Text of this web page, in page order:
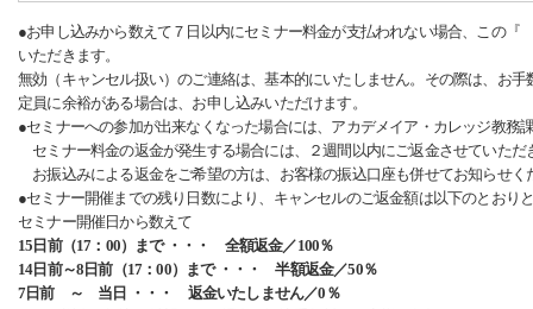
●お申し込みから数えて７日以内にセミナー料金が支払われない場合、この
いただきます。
無効（キャンセル扱い）のご連絡は、基本的にいたしません。その際は、お
定員に余裕がある場合は、お申し込みいただけます。
●セミナーへの参加が出来なくなった場合には、アカデメイア・カレッジ教務
セミナー料金の返金が発生する場合には、２週間以内にご返金させていただ
お振込みによる返金をご希望の方は、お客様の振込口座も併せてお知らせく
●セミナー開催までの残り日数により、キャンセルのご返金額は以下のとおり
セミナー開催日から数えて
15日前（17：00）まで ・・・ 全額返金／100％
14日前～8日前（17：00）まで ・・・ 半額返金／50％
7日前 ～ 当日 ・・・ 返金いたしません／0％